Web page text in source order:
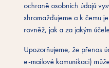
ochraně osobních údajů
shromažďujeme a k čemu
rovněž, jak a za jakým
Upozorňujeme, že přenos
e-mailové komunikaci)